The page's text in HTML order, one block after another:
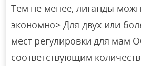
Тем не менее, лиганды
экономно> Для двух или
мест регулировки для мам
соответствующим